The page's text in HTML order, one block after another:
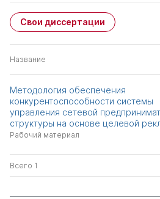
Свои диссертации
Название
Методология обеспечения
конкурентоспособности системы
управления сетевой
структуры на основе целевой
Рабочий материал
Всего 1